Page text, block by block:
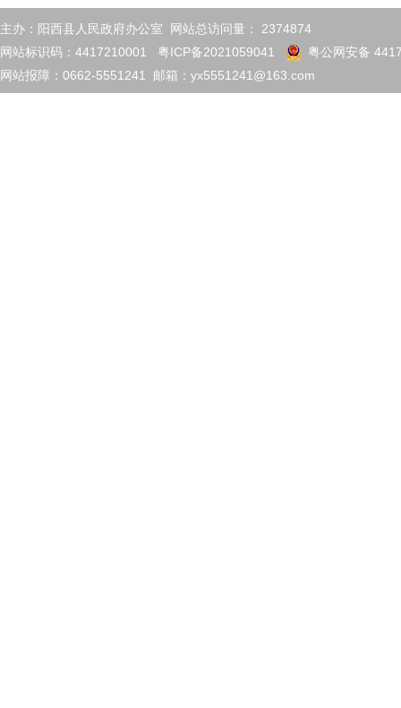
主办：阳西县人民政府办公室 网站总访问量： 2374874
网站标识码：4417210001 粤ICP备2021059041
粤公网安备
网站报障：0662-5551241 邮箱：yx5551241@163.com